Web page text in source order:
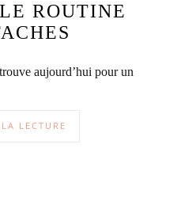
ROUTINE
aujourd’hui pour un
LECTURE